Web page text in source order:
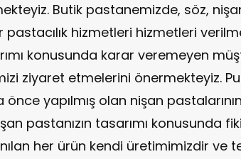
Butik pastanemizde, söz,
pastacılık hizmetleri hizmetleri
konusunda karar veremeyen
ziyaret etmelerini önermekteyiz.
önce yapılmış olan nişan
pastanızın tasarımı konusunda
her ürün kendi üretimimizdir ve